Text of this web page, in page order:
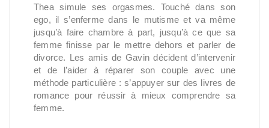
Thea simule ses orgasmes. Touché dans son
ego, il s’enferme dans le mutisme et va même
jusqu’à faire chambre à part, jusqu’à ce que sa
femme finisse par le mettre dehors et parler de
divorce. Les amis de Gavin décident d’intervenir
et de l’aider à réparer son couple avec une
méthode particulière : s’appuyer sur des livres de
romance pour réussir à mieux comprendre sa
femme.